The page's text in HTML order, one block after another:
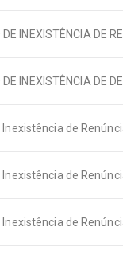
INEXISTÊNCIA DE
INEXISTÊNCIA DE
Inexistência de
de
de